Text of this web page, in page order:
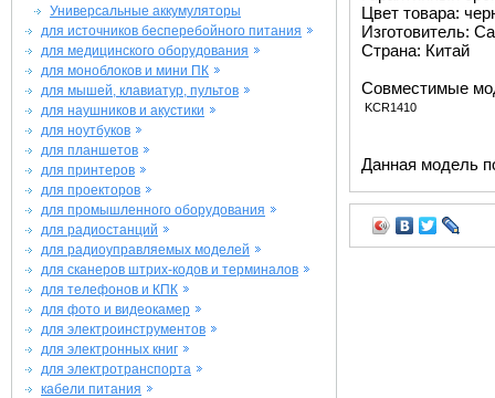
Универсальные аккумуляторы
для источников бесперебойного питания
для медицинского оборудования
для моноблоков и мини ПК
для мышей, клавиатур, пультов
для наушников и акустики
для ноутбуков
для планшетов
для принтеров
для проекторов
для промышленного оборудования
для радиостанций
для радиоуправляемых моделей
для сканеров штрих-кодов и терминалов
для телефонов и КПК
для фото и видеокамер
для электроинструментов
для электронных книг
для электротранспорта
кабели питания
Цвет товара:
Изготовитель:
Страна: Китай
Совместимые
KCR1410
Данная модель